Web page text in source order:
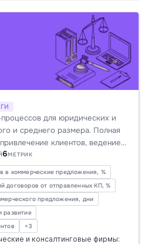
для юридических и
и среднего размера. Полная
клиентов, ведение
по часам, для
прозрачности.
6МЕТРИК
в коммерческие предложения, %
договоров от отправленных КП, %
предложения, дни
развитие
+3
и консалтинговые фирмы: